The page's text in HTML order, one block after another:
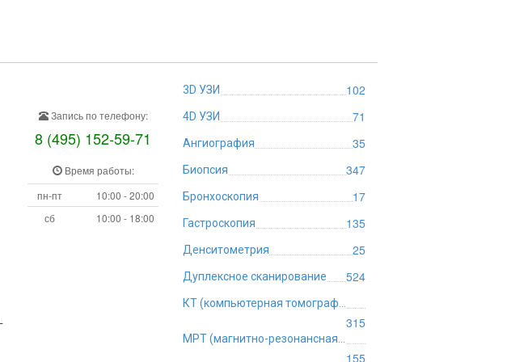
Запись по телефону:
8 (495) 152-59-71
Время работы:
пн-пт
10:00 - 20:00
сб
10:00 - 18:00
3D УЗИ 102
4D УЗИ 71
Ангиография 35
Биопсия 347
Бронхоскопия 17
Гастроскопия 135
Денситометрия 25
Дуплексное сканирование 524
315
155